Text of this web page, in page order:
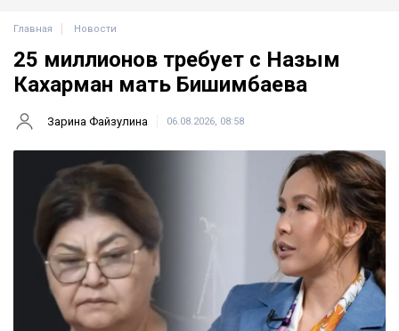
Главная Новости
25 миллионов требует с Назым
Кахарман мать Бишимбаева
Зарина Файзулина 06.08.2026, 08:58